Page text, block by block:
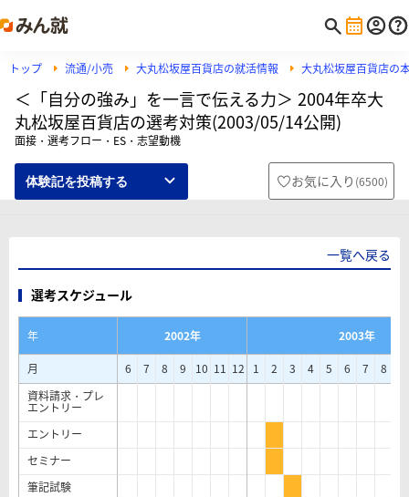
トップ 流通/小売 大丸松坂屋百貨店の就活情報 大丸松坂屋百貨店の
＜「自分の強み」を一言で伝える力＞ 2004年卒大
丸松坂屋百貨店の選考対策(2003/05/14公開)
面接・選考フロー・ES・志望動機
体験記を投稿する お気に入り (6500)
一覧へ戻る
選考スケジュール
年 2002年
2003年
月
6 7 8 9 10 11 12 1 2 3 4 5 6 7 8
資料請求・プレ
エントリー
エントリー
セミナー
筆記試験